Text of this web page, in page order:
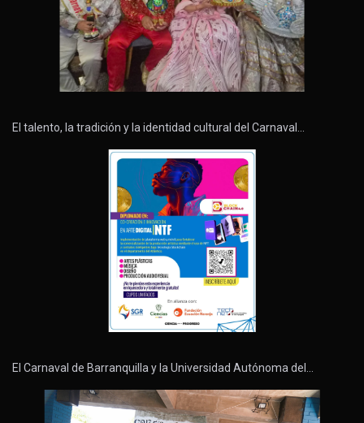
El talento, la tradición y la identidad cultural del Carnaval…
El Carnaval de Barranquilla y la Universidad Autónoma del…